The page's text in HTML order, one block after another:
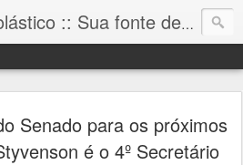
Blog do Prof. Escolástico :: Sua fonte de informação!
Senado para os próximos
é o 4º Secretário